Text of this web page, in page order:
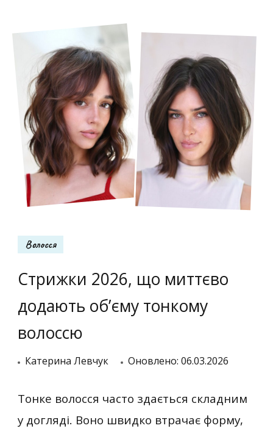
Волосся
Стрижки 2026, що миттєво
додають об’єму тонкому
волоссю
Катерина Левчук Оновлено: 06.03.2026
Тонке волосся часто здається складним
у догляді. Воно швидко втрачає форму,